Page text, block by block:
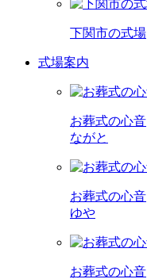
下関市の式場
式場案内
お葬式の心音
ながと
お葬式の心音
ゆや
お葬式の心音